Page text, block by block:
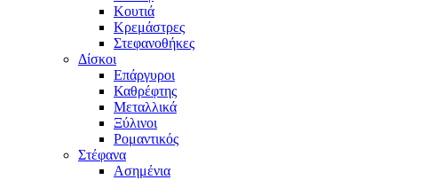
Κουτιά
Κρεμάστρες
Στεφανοθήκες
Δίσκοι
Επάργυροι
Καθρέφτης
Μεταλλικά
Ξύλινοι
Ρομαντικός
Στέφανα
Ασημένια